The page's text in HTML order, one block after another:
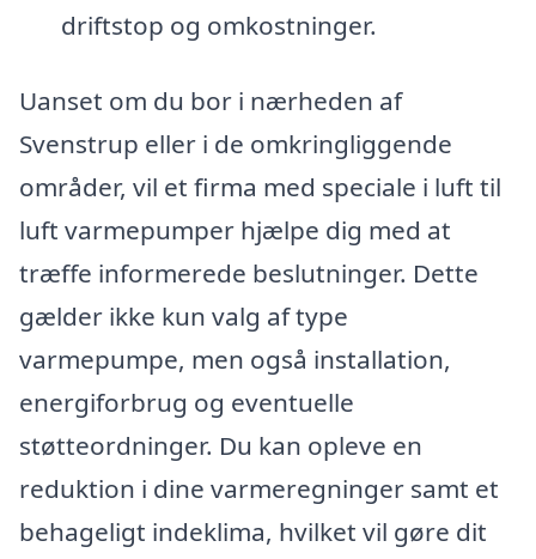
driftstop og omkostninger.
Uanset om du bor i nærheden af
Svenstrup eller i de omkringliggende
områder, vil et firma med speciale i luft til
luft varmepumper hjælpe dig med at
træffe informerede beslutninger. Dette
gælder ikke kun valg af type
varmepumpe, men også installation,
energiforbrug og eventuelle
støtteordninger. Du kan opleve en
reduktion i dine varmeregninger samt et
behageligt indeklima, hvilket vil gøre dit